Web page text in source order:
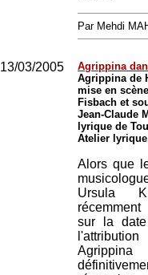
Par Mehdi
13/03/2005
Agrippina
Agrippina de
mise en
Fisbach et
Jean-Claude
lyrique de
Atelier
Alors que
Ursula
sur la